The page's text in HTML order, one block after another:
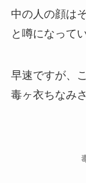
中の人の顔は
と噂になって
早速ですが、
毒ヶ衣ちなみ